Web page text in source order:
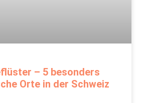
– 5 besonders
Orte in der Schweiz